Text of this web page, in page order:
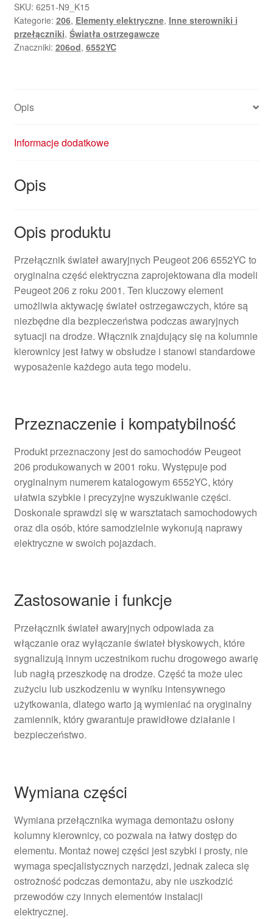
SKU: 6251-N9_K15
Kategorie: 206, Elementy elektryczne, Inne sterowniki i
przełączniki, Światła ostrzegawcze
Znaczniki: 206od, 6552YC
Opis
Informacje dodatkowe
Opis
Opis produktu
Przełącznik świateł awaryjnych Peugeot 206 6552YC to
oryginalna część elektryczna zaprojektowana dla modeli
Peugeot 206 z roku 2001. Ten kluczowy element
umożliwia aktywację świateł ostrzegawczych, które są
niezbędne dla bezpieczeństwa podczas awaryjnych
sytuacji na drodze. Włącznik znajdujący się na kolumnie
kierownicy jest łatwy w obsłudze i stanowi standardowe
wyposażenie każdego auta tego modelu.
Przeznaczenie i kompatybilność
Produkt przeznaczony jest do samochodów Peugeot
206 produkowanych w 2001 roku. Występuje pod
oryginalnym numerem katalogowym 6552YC, który
ułatwia szybkie i precyzyjne wyszukiwanie części.
Doskonale sprawdzi się w warsztatach samochodowych
oraz dla osób, które samodzielnie wykonują naprawy
elektryczne w swoich pojazdach.
Zastosowanie i funkcje
Przełącznik świateł awaryjnych odpowiada za
włączanie oraz wyłączanie świateł błyskowych, które
sygnalizują innym uczestnikom ruchu drogowego awarię
lub nagłą przeszkodę na drodze. Część ta może ulec
zużyciu lub uszkodzeniu w wyniku intensywnego
użytkowania, dlatego warto ją wymieniać na oryginalny
zamiennik, który gwarantuje prawidłowe działanie i
bezpieczeństwo.
Wymiana części
Wymiana przełącznika wymaga demontażu osłony
kolumny kierownicy, co pozwala na łatwy dostęp do
elementu. Montaż nowej części jest szybki i prosty, nie
wymaga specjalistycznych narzędzi, jednak zaleca się
ostrożność podczas demontażu, aby nie uszkodzić
przewodów czy innych elementów instalacji
elektrycznej.